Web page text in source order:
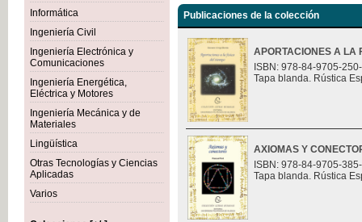
Informática
Ingeniería Civil
Ingeniería Electrónica y
Comunicaciones
Ingeniería Energética,
Eléctrica y Motores
Ingeniería Mecánica y de
Materiales
Lingüística
Otras Tecnologías y Ciencias
Aplicadas
Varios
Publicaciones de la colección
APORTACIONES A LA
ISBN: 978-84-9705-
Tapa blanda. Rústica
AXIOMAS Y
ISBN: 978-84-9705-
Tapa blanda. Rústica